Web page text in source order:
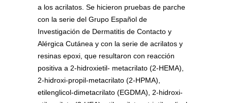
a los acrilatos. Se hicieron pruebas de parche
con la serie del Grupo Español de
Investigación de Dermatitis de Contacto y
Alérgica Cutánea y con la serie de acrilatos y
resinas epoxi, que resultaron con reacción
positiva a 2-hidroxietil- metacrilato (2-HEMA),
2-hidroxi-propil-metacrilato (2-HPMA),
etilenglicol-dimetacrilato (EGDMA), 2-hidroxi-